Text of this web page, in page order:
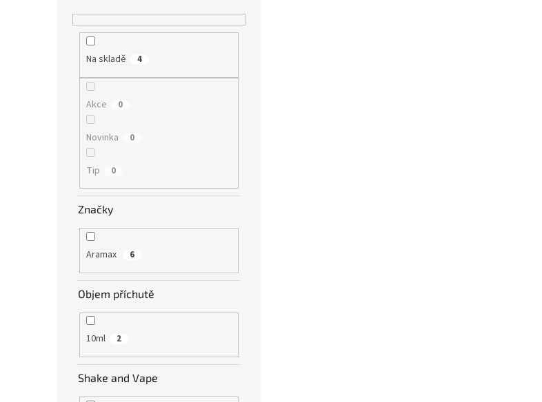
Na skladě 4
Akce 0
Novinka 0
Tip 0
Značky
Aramax 6
Objem příchutě
10ml 2
Shake and Vape